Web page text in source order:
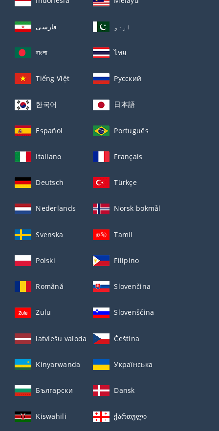
فارسی اردو
বাংলা ไทย
Tiếng Việt Русский
한국어 日本語
Español Português
Italiano Français
Deutsch Türkçe
Nederlands Norsk bokmål
Svenska Tamil
Polski Filipino
Română Slovenčina
Zulu Slovenščina
latviešu valoda Čeština
Kinyarwanda Українська
Български Dansk
Kiswahili ქართული